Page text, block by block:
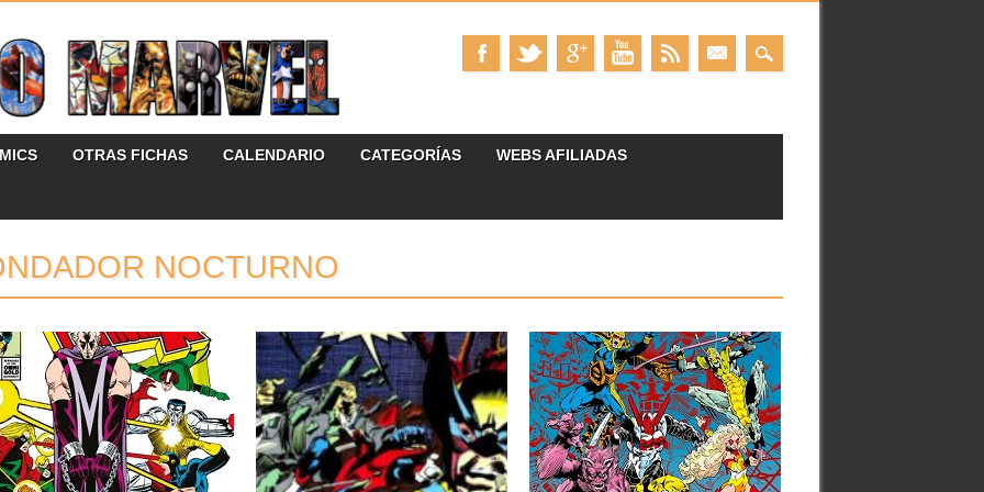
OTRAS FICHAS CALENDARIO CATEGORÍAS WEBS AFILIADAS
NOCTURNO
LA PATRULLA-
OMNIGOLD 6: «EL
DE MAGNETO»
1986) INCLUYE LA
X Y ALPHA
(1985-1986)
03.02.26
RESEÑAS: NOVELAS
GRÁFICAS MARVEL –
LOBEZNO Y RONDADOR
NOCTURNO
¡Bamf! ¡Snikt! ¡Hay que estar en guardia
y en buena compañía...
11.12.25
RESEÑAS: LOS
MICRONAUTAS: MARVEL
OMNIBUS: LA ETAPA
MARVEL ORIGINAL 2
(1981-1983)
Dejábamos el primero de estos